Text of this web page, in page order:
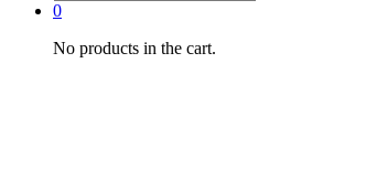
0
No products in the cart.